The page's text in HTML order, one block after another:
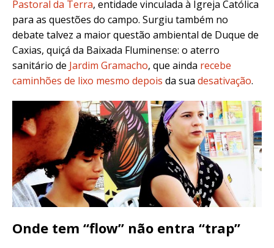
Pastoral da Terra, entidade vinculada à Igreja Católica
para as questões do campo. Surgiu também no
debate talvez a maior questão ambiental de Duque de
Caxias, quiçá da Baixada Fluminense: o aterro
sanitário de Jardim Gramacho, que ainda recebe
caminhões de lixo mesmo depois da sua desativação.
Onde tem “flow” não entra “trap”